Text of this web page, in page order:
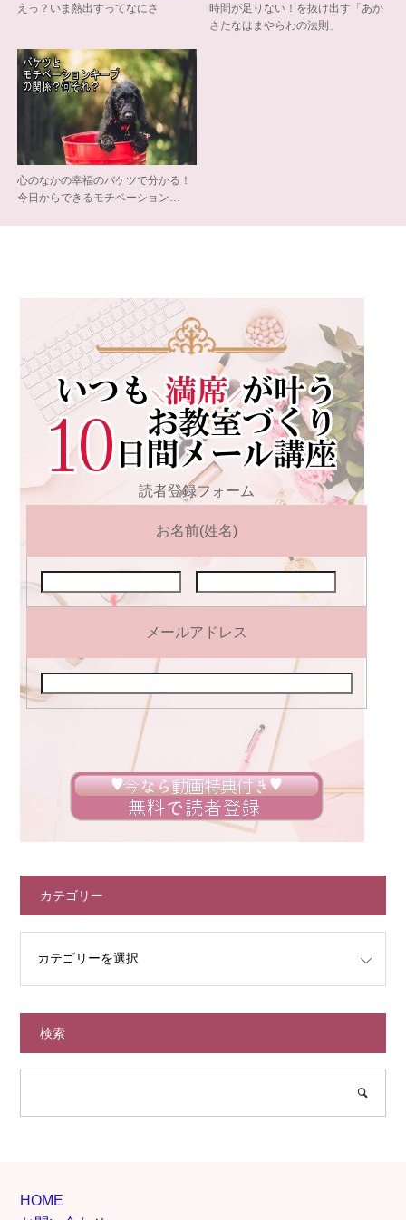
えっ？いま熱出すってなにさ
時間が足りない！を抜け出す「あか
さたなはまやらわの法則」
心のなかの幸福のバケツで分かる！
今日からできるモチベーション…
読者登録フォーム
お名前(姓名)
メールアドレス
カテゴリー
検索
HOME